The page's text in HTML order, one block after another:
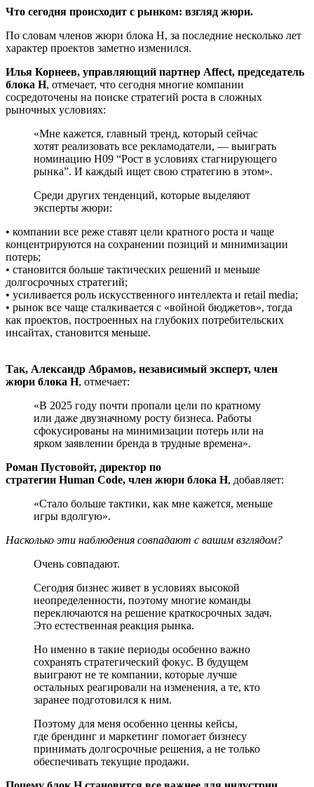
Что сегодня происходит с рынком: взгляд жюри.
По словам членов жюри блока H, за последние несколько лет
характер проектов заметно изменился.
Илья Корнеев, управляющий партнер Affect, председатель
блока H, отмечает, что сегодня многие компании
сосредоточены на поиске стратегий роста в сложных
рыночных условиях:
«Мне кажется, главный тренд, который сейчас
хотят реализовать все рекламодатели, — выиграть
номинацию H09 “Рост в условиях стагнирующего
рынка”. И каждый ищет свою стратегию в этом».
Среди других тенденций, которые выделяют
эксперты жюри:
• компании все реже ставят цели кратного роста и чаще
концентрируются на сохранении позиций и минимизации
потерь;
• становится больше тактических решений и меньше
долгосрочных стратегий;
• усиливается роль искусственного интеллекта и retail media;
• рынок все чаще сталкивается с «войной бюджетов», тогда
как проектов, построенных на глубоких потребительских
инсайтах, становится меньше.
Так, Александр Абрамов, независимый эксперт, член
жюри блока H, отмечает:
«В 2025 году почти пропали цели по кратному
или даже двузначному росту бизнеса. Работы
сфокусированы на минимизации потерь или на
ярком заявлении бренда в трудные времена».
Роман Пустовойт, директор по
стратегии Human Code, член жюри блока H, добавляет:
«Стало больше тактики, как мне кажется, меньше
игры вдолгую».
Насколько эти наблюдения совпадают с вашим взглядом?
Очень совпадают.
Сегодня бизнес живет в условиях высокой
неопределенности, поэтому многие команды
переключаются на решение краткосрочных задач.
Это естественная реакция рынка.
Но именно в такие периоды особенно важно
сохранять стратегический фокус. В будущем
выиграют не те компании, которые лучше
остальных реагировали на изменения, а те, кто
заранее подготовился к ним.
Поэтому для меня особенно ценны кейсы,
где брендинг и маркетинг помогает бизнесу
принимать долгосрочные решения, а не только
обеспечивать текущие продажи.